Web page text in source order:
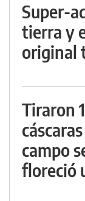
Super-
tierra y
original
Tiraron
campo
floreció